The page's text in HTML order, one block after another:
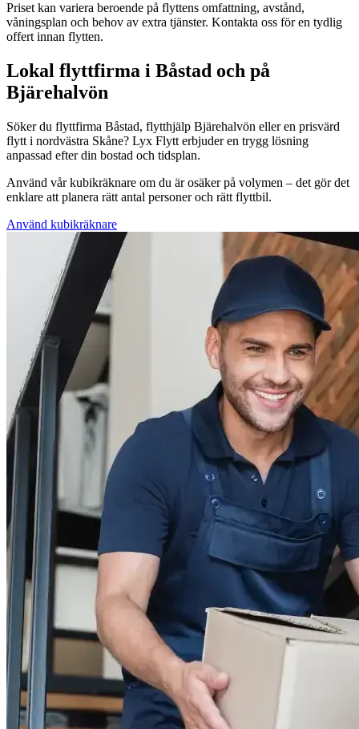
Priset kan variera beroende på flyttens omfattning, avstånd,
våningsplan och behov av extra tjänster. Kontakta oss för en tydlig
offert innan flytten.
Lokal flyttfirma i Båstad och på
Bjärehalvön
Söker du flyttfirma Båstad, flytthjälp Bjärehalvön eller en prisvärd
flytt i nordvästra Skåne? Lyx Flytt erbjuder en trygg lösning
anpassad efter din bostad och tidsplan.
Använd vår kubikräknare om du är osäker på volymen – det gör det
enklare att planera rätt antal personer och rätt flyttbil.
Använd kubikräknare